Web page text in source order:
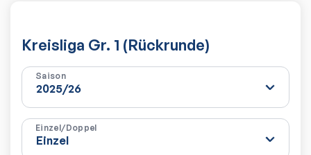
Kreisliga Gr. 1 (Rückrunde)
Saison
Einzel/Doppel